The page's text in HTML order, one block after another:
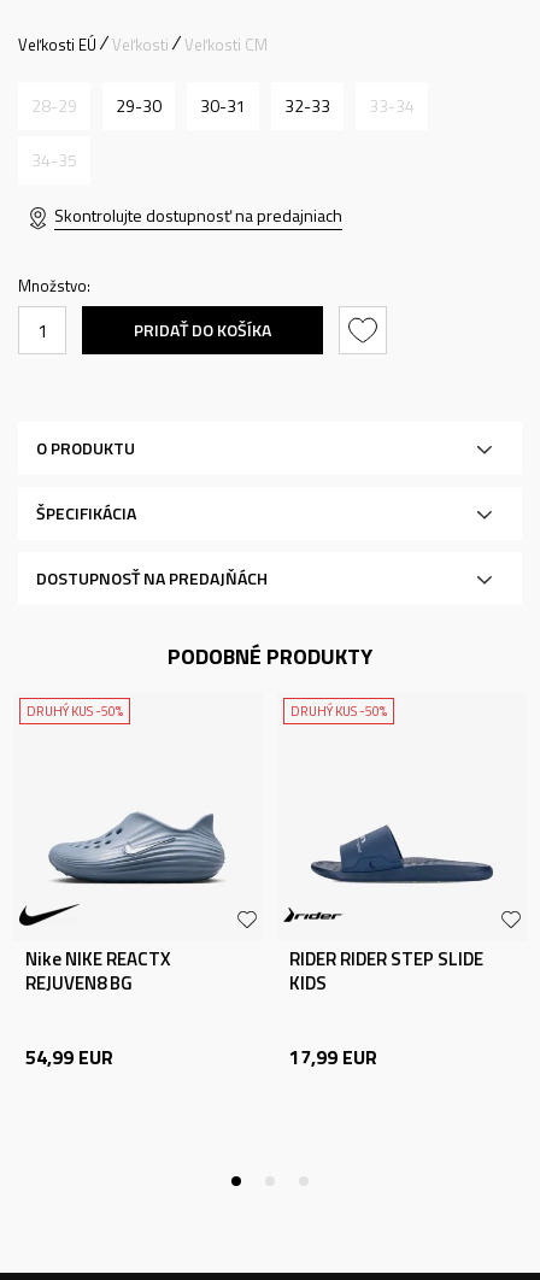
Veľkosti EÚ Veľkosti Veľkosti CM
28-29 29-30 30-31 32-33 33-34
34-35
Skontrolujte dostupnosť na predajniach
Množstvo:
PRIDAŤ DO KOŠÍKA
O PRODUKTU
ŠPECIFIKÁCIA
DOSTUPNOSŤ NA PREDAJŇÁCH
PODOBNÉ PRODUKTY
DRUHÝ KUS -50%
Nike NIKE REACTX
REJUVEN8 BG
54,99 EUR
DRUHÝ KUS -50%
RIDER RIDER STEP SLIDE
KIDS
17,99 EUR